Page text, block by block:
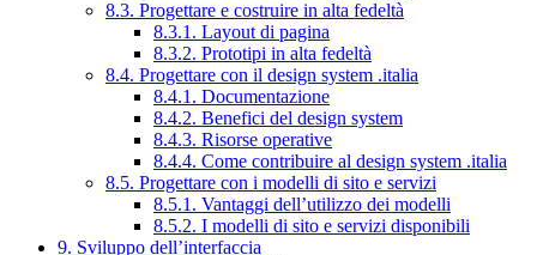
8.3. Progettare e costruire in alta fedeltà
8.3.1. Layout di pagina
8.3.2. Prototipi in alta fedeltà
8.4. Progettare con il design system .italia
8.4.1. Documentazione
8.4.2. Benefici del design system
8.4.3. Risorse operative
8.4.4. Come contribuire al design system .italia
8.5. Progettare con i modelli di sito e servizi
8.5.1. Vantaggi dell’utilizzo dei modelli
8.5.2. I modelli di sito e servizi disponibili
9. Sviluppo dell’interfaccia